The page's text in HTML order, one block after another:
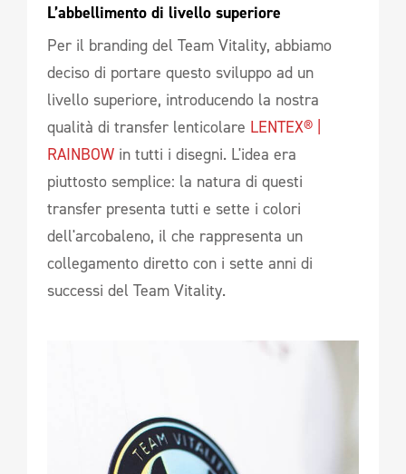
L’abbellimento di livello superiore
Per il branding del Team Vitality, abbiamo
deciso di portare questo sviluppo ad un
livello superiore, introducendo la nostra
qualità di transfer lenticolare LENTEX® |
RAINBOW in tutti i disegni. L'idea era
piuttosto semplice: la natura di questi
transfer presenta tutti e sette i colori
dell'arcobaleno, il che rappresenta un
collegamento diretto con i sette anni di
successi del Team Vitality.